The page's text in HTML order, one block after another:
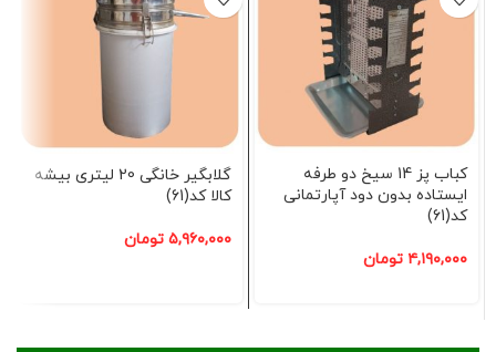
کباب پز 14 سیخ دو طرفه
ایستاده بدون دود آپارتمانی
کد(61)
۴,۱۹۰,۰۰۰ تومان
گلابگیر خانگی 20 لیتری بیشه
کالا کد(61)
۵,۹۶۰,۰۰۰ تومان